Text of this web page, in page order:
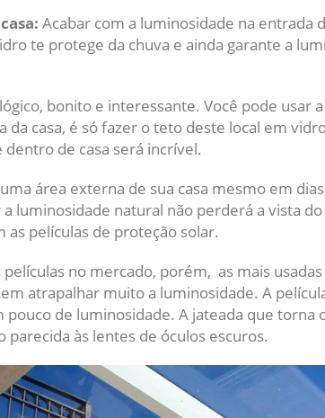
Acabar com a luminosidade na entrada
te protege da chuva e ainda garante a
bonito e interessante. Você pode usar
casa, é só fazer o teto deste local em
de casa será incrível.
área externa de sua casa mesmo em
luminosidade natural não perderá a vista
películas de proteção solar.
no mercado, porém, as mais
atrapalhar muito a luminosidade. A
de luminosidade. A jateada que torna
às lentes de óculos escuros.